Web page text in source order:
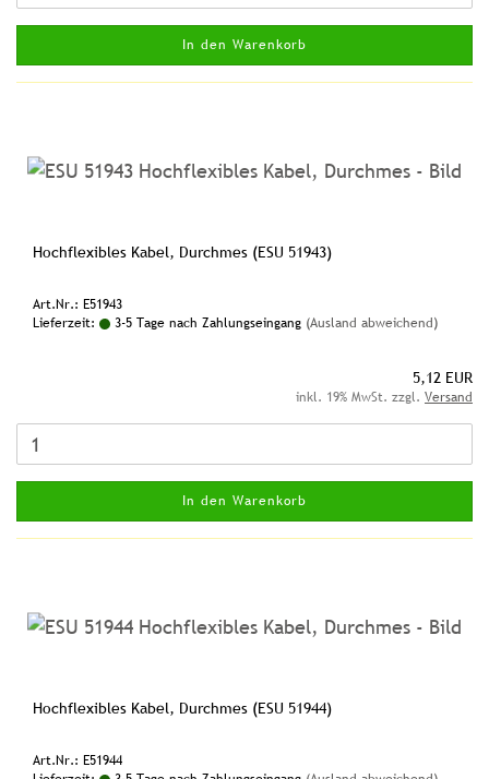
In den Warenkorb
Hochflexibles Kabel, Durchmes (ESU 51943)
Art.Nr.: E51943
Lieferzeit:
3-5 Tage nach Zahlungseingang (Ausland abweichend)
5,12 EUR
inkl. 19% MwSt. zzgl. Versand
In den Warenkorb
Hochflexibles Kabel, Durchmes (ESU 51944)
Art.Nr.: E51944